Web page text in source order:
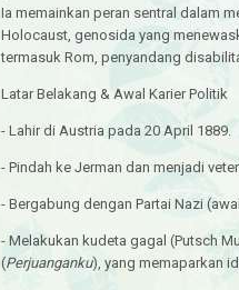
Ia memainkan peran sentral dalam
Holocaust, genosida yang
termasuk Rom, penyandang
Latar Belakang & Awal Karier Politik
- Lahir di Austria pada 20 April 1889.
- Pindah ke Jerman dan menjadi
- Bergabung dengan Partai Nazi
- Melakukan kudeta gagal (Putsch
(Perjuanganku), yang memaparkan